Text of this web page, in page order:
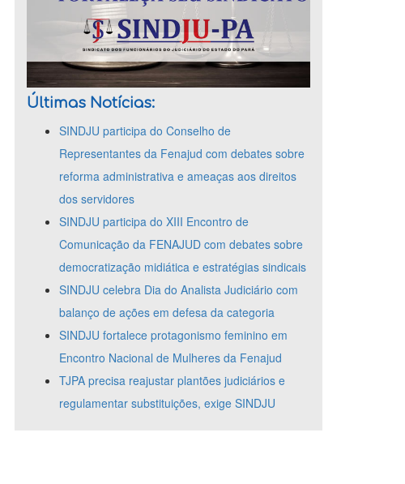
Últimas Notícias:
SINDJU participa do Conselho de
Representantes da Fenajud com debates sobre
reforma administrativa e ameaças aos direitos
dos servidores
SINDJU participa do XIII Encontro de
Comunicação da FENAJUD com debates sobre
democratização midiática e estratégias sindicais
SINDJU celebra Dia do Analista Judiciário com
balanço de ações em defesa da categoria
SINDJU fortalece protagonismo feminino em
Encontro Nacional de Mulheres da Fenajud
TJPA precisa reajustar plantões judiciários e
regulamentar substituições, exige SINDJU